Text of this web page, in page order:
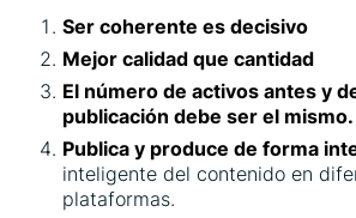
Ser coherente es decisivo
Mejor calidad que cantidad
El número de activos antes y
publicación debe ser el mismo.
Publica y produce de forma
inteligente del contenido en
plataformas.